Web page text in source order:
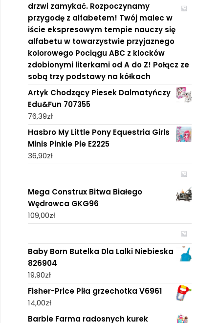
drzwi zamykać. Rozpoczynamy
przygodę z alfabetem! Twój malec w
iście ekspresowym tempie nauczy się
alfabetu w towarzystwie przyjaznego
kolorowego Pociągu ABC z klocków
zdobionymi literkami od A do Z! Połącz ze
sobą trzy podstawy na kółkach
Artyk Chodzący Piesek Dalmatyńczy
Edu&Fun 707355
76,39zł
Hasbro My Little Pony Equestria Girls
Minis Pinkie Pie E2225
36,90zł
Mega Construx Bitwa Białego
Wędrowca GKG96
109,00zł
Baby Born Butelka Dla Lalki Niebieska
826904
19,90zł
Fisher-Price Piła grzechotka V6961
14,00zł
Barbie Farma radosnych kurek